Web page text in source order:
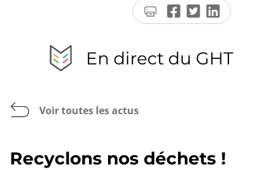
En direct du GHT
Voir toutes les actus
Recyclons nos déchets !
Imprimer
la
Partager
sur
Partager
sur
Partager
sur